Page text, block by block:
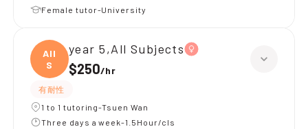
Female tutor-University
All
S
year 5,All Subjects
$250/hr
有耐性
1 to 1 tutoring-Tsuen Wan
Three days a week-1.5Hour/cls